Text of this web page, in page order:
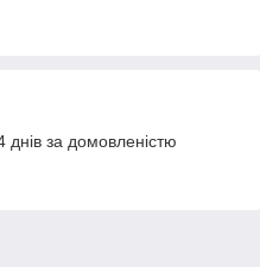
за домовленістю